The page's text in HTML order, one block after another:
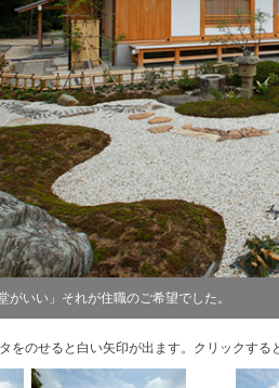
がいい」それが住職のご希望でした。
をのせると白い矢印が出ます。クリックする